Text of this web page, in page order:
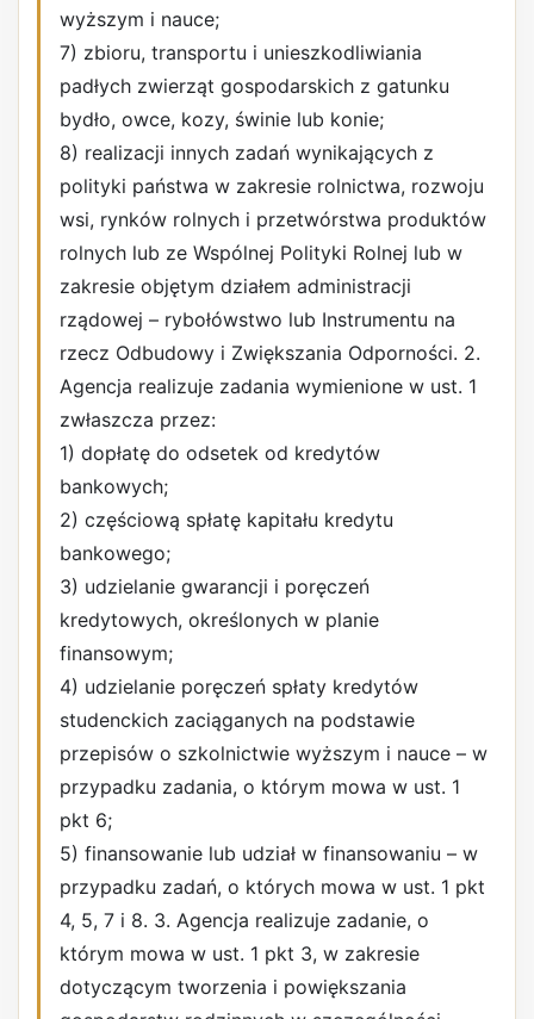
wyższym i nauce;
7) zbioru, transportu i unieszkodliwiania
padłych zwierząt gospodarskich z gatunku
bydło, owce, kozy, świnie lub konie;
8) realizacji innych zadań wynikających z
polityki państwa w zakresie rolnictwa, rozwoju
wsi, rynków rolnych i przetwórstwa produktów
rolnych lub ze Wspólnej Polityki Rolnej lub w
zakresie objętym działem administracji
rządowej – rybołówstwo lub Instrumentu na
rzecz Odbudowy i Zwiększania Odporności. 2.
Agencja realizuje zadania wymienione w ust. 1
zwłaszcza przez:
1) dopłatę do odsetek od kredytów
bankowych;
2) częściową spłatę kapitału kredytu
bankowego;
3) udzielanie gwarancji i poręczeń
kredytowych, określonych w planie
finansowym;
4) udzielanie poręczeń spłaty kredytów
studenckich zaciąganych na podstawie
przepisów o szkolnictwie wyższym i nauce – w
przypadku zadania, o którym mowa w ust. 1
pkt 6;
5) finansowanie lub udział w finansowaniu – w
przypadku zadań, o których mowa w ust. 1 pkt
4, 5, 7 i 8. 3. Agencja realizuje zadanie, o
którym mowa w ust. 1 pkt 3, w zakresie
dotyczącym tworzenia i powiększania